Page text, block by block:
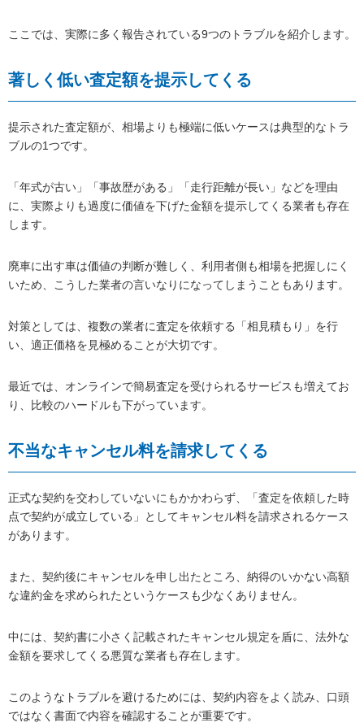
ここでは、実際に多く報告されている9つのトラブルを紹介します。
著しく低い査定額を提示してくる
提示された査定額が、相場よりも極端に低いケースは典型的なトラ
ブルの1つです。
「年式が古い」「事故歴がある」「走行距離が長い」などを理由
に、実際よりも過度に価値を下げた金額を提示してくる業者も存在
します。
廃車に出す車は価値の判断が難しく、利用者側も相場を把握しにく
いため、こうした業者の言いなりになってしまうこともあります。
対策としては、複数の業者に査定を依頼する「相見積もり」を行
い、適正価格を見極めることが大切です。
最近では、オンラインで簡易査定を受けられるサービスも増えてお
り、比較のハードルも下がっています。
不当なキャンセル料を請求してくる
正式な契約を交わしていないにもかかわらず、「査定を依頼した時
点で契約が成立している」としてキャンセル料を請求されるケース
があります。
また、契約後にキャンセルを申し出たところ、納得のいかない高額
な違約金を求められたというケースも少なくありません。
中には、契約書に小さく記載されたキャンセル規定を盾に、法外な
金額を要求してくる悪質な業者も存在します。
このようなトラブルを避けるためには、契約内容をよく読み、口頭
ではなく書面で内容を確認することが重要です。